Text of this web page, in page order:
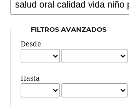
FILTROS AVANZADOS
Desde
Hasta